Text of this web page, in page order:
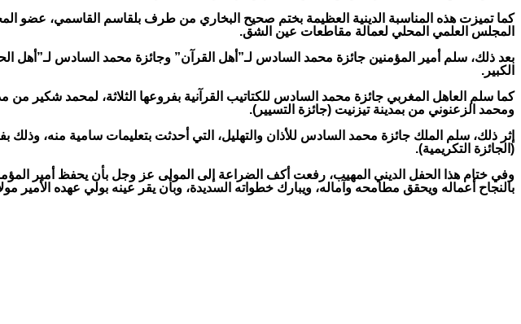
كما تميزت هذه المناسبة الدينية العظيمة بختم صحيح البخاري من طرف بلقاسم القاسمي،
المجلس العلمي المحلي لعمالة مقاطعات عين الشق.
بعد ذلك، سلم أمير المؤمنين جائزة محمد السادس لـ”أهل القرآن” وجائزة محمد السادس لـ”أهل
الكبير.
كما سلم العاهل المغربي جائزة محمد السادس للكتاتيب القرآنية بفروعها الثلاثة، لمحمد شكير من
ومحمد الزعنوني من بمدينة تيزنيت (جائزة التسيير).
إثر ذلك، سلم الملك جائزة محمد السادس للأذان والتهليل، التي أحدثت بتعليمات سامية منه، وذلك
(الجائزة التكريمية).
وفي ختام هذا الحفل الديني المهيب، رفعت أكف الضراعة إلى المولى عز وجل بأن يحفظ أمير
بالنجاح أعماله ويحقق مطامحه وآماله، ويبارك خطواته السديدة، وبأن يقر عينه بولي عهده الأمير